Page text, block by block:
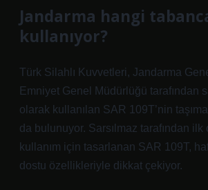
Jandarma hangi
kullanıyor?
Türk Silahlı Kuvvetleri, Jandarma
Emniyet Genel Müdürlüğü tarafından
olarak kullanılan SAR 109T’nin
da bulunuyor. Sarsılmaz tarafından
kullanım için tasarlanan SAR 109T,
dostu özellikleriyle dikkat çekiyor.